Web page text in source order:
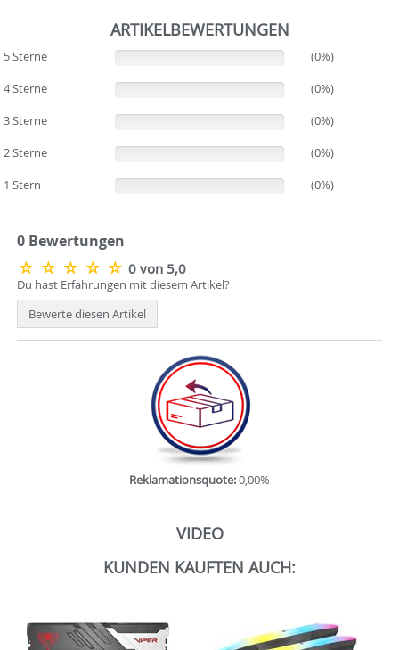
ARTIKELBEWERTUNGEN
5 Sterne
(0%)
4 Sterne
(0%)
3 Sterne
(0%)
2 Sterne
(0%)
1 Stern
(0%)
0 Bewertungen
0 von 5,0
Du hast Erfahrungen mit diesem Artikel?
Bewerte diesen Artikel
Reklamationsquote:0,00%
VIDEO
KUNDEN KAUFTEN AUCH: